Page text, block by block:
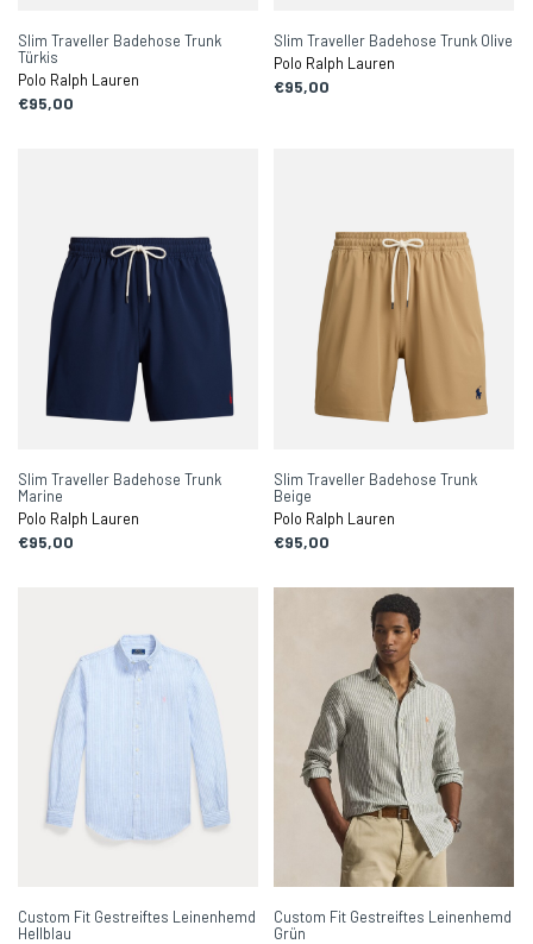
Slim Traveller Badehose Trunk
Türkis
Polo Ralph Lauren
€95,00
Slim Traveller Badehose Trunk Olive
Polo Ralph Lauren
€95,00
Slim Traveller Badehose Trunk
Marine
Polo Ralph Lauren
€95,00
Slim Traveller Badehose Trunk
Beige
Polo Ralph Lauren
€95,00
Custom Fit Gestreiftes Leinenhemd
Hellblau
Custom Fit Gestreiftes Leinenhemd
Grün